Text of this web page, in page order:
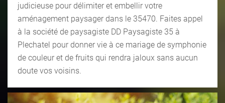
judicieuse pour délimiter et embellir votre
aménagement paysager dans le 35470. Faites appel
à la société de paysagiste DD Paysagiste 35 à
Plechatel pour donner vie à ce mariage de symphonie
de couleur et de fruits qui rendra jaloux sans aucun
doute vos voisins.